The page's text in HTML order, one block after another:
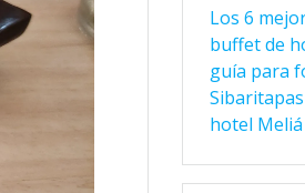
Los 6
buffet de
guía para
Sibaritapas
hotel